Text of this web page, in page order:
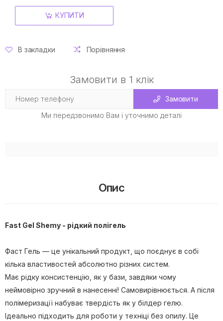
КУПИТИ
В закладки Порівняння
Замовити в 1 клік
Замовити
Ми передзвонимо Вам і уточнимо деталі
Опис
Fast Gel Shemy - рідкий полігель
Фаст Гель — це унікальний продукт, що поєднує в собі
кілька властивостей абсолютно різних систем.
Має рідку консистенцію, як у бази, завдяки чому
неймовірно зручний в нанесенні! Самовирівнюється. А після
полімеризації набуває твердість як у білдер гелю.
Ідеально підходить для роботи у техніці без опилу. Це